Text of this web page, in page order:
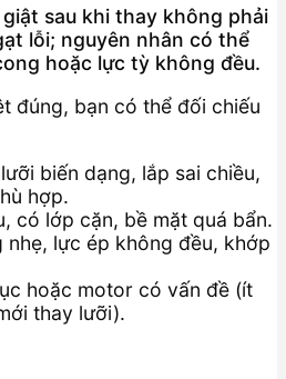
sau khi thay không phải
lỗi; nguyên nhân có thể
hoặc lực tỳ không đều.
đúng, bạn có thể đối chiếu
biến dạng, lắp sai chiều,
hợp.
có lớp cặn, bề mặt quá bẩn.
nhẹ, lực ép không đều, khớp
hoặc motor có vấn đề (ít
thay lưỡi).